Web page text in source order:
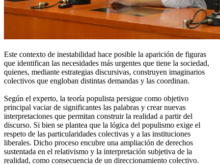
Este contexto de inestabilidad hace posible la aparición de figuras
que identifican las necesidades más urgentes que tiene la sociedad,
quienes, mediante estrategias discursivas, construyen imaginarios
colectivos que engloban distintas demandas y las coordinan.
Según el experto, la teoría populista persigue como objetivo
principal vaciar de significantes las palabras y crear nuevas
interpretaciones que permitan construir la realidad a partir del
discurso. Si bien se plantea que la lógica del populismo exige el
respeto de las particularidades colectivas y a las instituciones
liberales. Dicho proceso encubre una ampliación de derechos
sustentada en el relativismo y la interpretación subjetiva de la
realidad, como consecuencia de un direccionamiento colectivo.